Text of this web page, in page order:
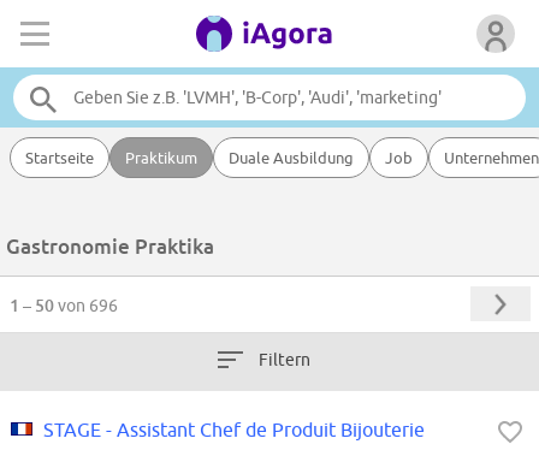
Startseite Praktikum Duale Ausbildung Job Unternehmen
Gastronomie Praktika
1 – 50von 696
Filtern
STAGE - Assistant Chef de Produit Bijouterie